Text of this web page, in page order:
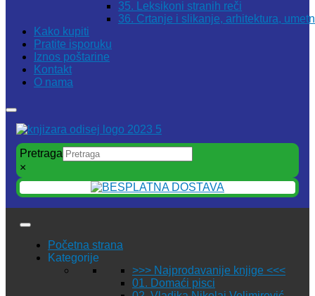
35. Leksikoni stranih reči
36. Crtanje i slikanje, arhitektura,
Kako kupiti
Pratite isporuku
Iznos poštarine
Kontakt
O nama
Pretraga
×
Početna strana
Kategorije
>>> Najprodavanije knjige <<<
01. Domaći pisci